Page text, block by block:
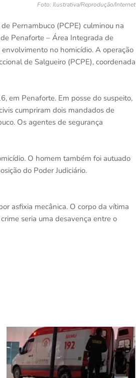
Foto: Ilustrativa/Reprodução/Internet
Pernambuco (PCPE) culminou na
Penaforte – Área Integrada de
no homicídio. A operação
de Salgueiro (PCPE), coordenada
em Penaforte. Em posse do suspeito,
cumpriram dois mandados de
Os agentes de segurança
O homem também foi autuado
do Poder Judiciário.
asfixia mecânica. O corpo da vítima
seria uma desavença entre o